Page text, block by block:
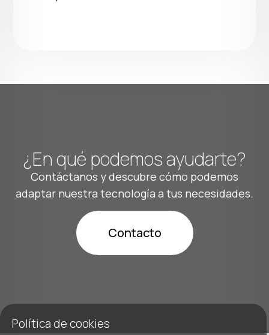
¿En qué podemos ayudarte?
Contáctanos y descubre cómo podemos
adaptar nuestra tecnología a tus necesidades.
Contacto
Política de cookies